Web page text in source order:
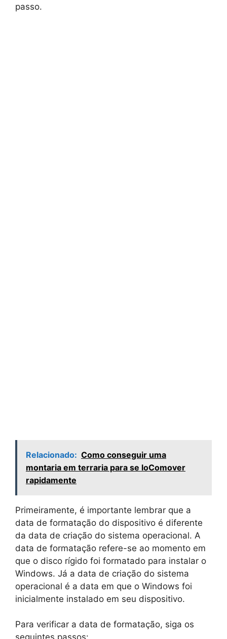
passo.
Relacionado: Como conseguir uma
montaria em terraria para se loComover
rapidamente
Primeiramente, é importante lembrar que a
data de formatação do dispositivo é diferente
da data de criação do sistema operacional. A
data de formatação refere-se ao momento em
que o disco rígido foi formatado para instalar o
Windows. Já a data de criação do sistema
operacional é a data em que o Windows foi
inicialmente instalado em seu dispositivo.
Para verificar a data de formatação, siga os